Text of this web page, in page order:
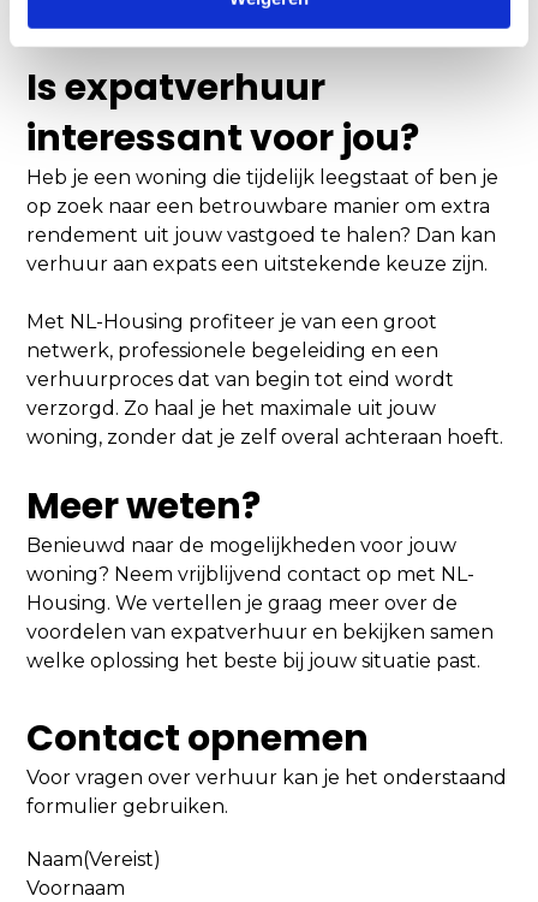
e
Is expatverhuur
interessant voor jou?
Heb je een woning die tijdelijk leegstaat of ben je
op zoek naar een betrouwbare manier om extra
rendement uit jouw vastgoed te halen? Dan kan
verhuur aan expats een uitstekende keuze zijn.
Met NL-Housing profiteer je van een groot
netwerk, professionele begeleiding en een
verhuurproces dat van begin tot eind wordt
verzorgd. Zo haal je het maximale uit jouw
woning, zonder dat je zelf overal achteraan hoeft.
Meer weten?
Benieuwd naar de mogelijkheden voor jouw
woning? Neem vrijblijvend contact op met NL-
Housing. We vertellen je graag meer over de
voordelen van expatverhuur en bekijken samen
welke oplossing het beste bij jouw situatie past.
Contact opnemen
Voor vragen over verhuur kan je het onderstaand
formulier gebruiken.
Naam(Vereist)
Voornaam